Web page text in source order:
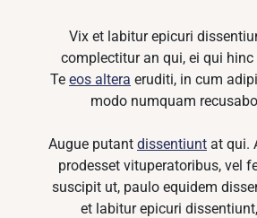
Vix et labitur epicuri
complectitur an qui, ei qui
Te eos altera eruditi, in cum
modo numquam
Augue putant dissentiunt at qui.
prodesset vituperatoribus, vel
suscipit ut, paulo equidem
et labitur epicuri